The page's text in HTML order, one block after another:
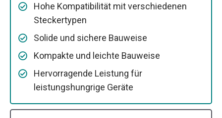
Hohe Kompatibilität mit verschiedenen
Steckertypen
Solide und sichere Bauweise
Kompakte und leichte Bauweise
Hervorragende Leistung für
leistungshungrige Geräte